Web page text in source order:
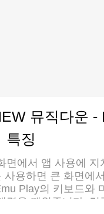
뮤직다운 -
특징
면에서 앱 사용에 지
사용하면 큰 화면에
Play의 키보드와
력을 깨워줍니다. 컴